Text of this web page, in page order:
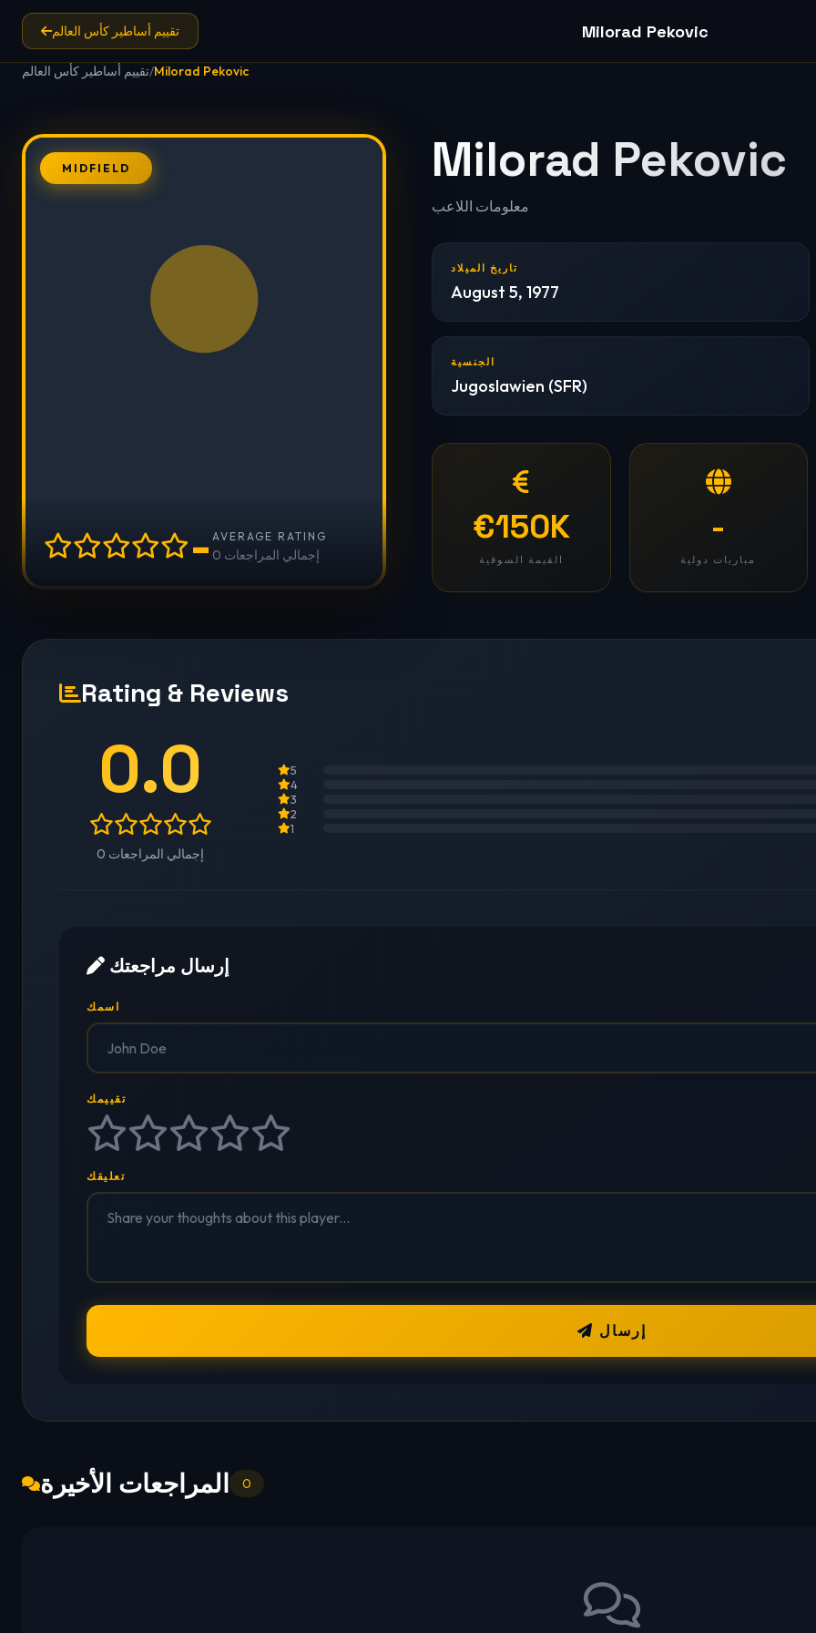
تقييم أساطير كأس العالم Milorad Pekovic
تقييم أساطير كأس العالم/Milorad Pekovic
MIDFIELD
- AVERAGE RATING
0 إجمالي المراجعات
Milorad Pekovic
معلومات اللاعب
تاريخ الميلاد
August 5, 1977
الجنسية
Jugoslawien (SFR)
€150K
القيمة السوقية
-
مباريات دولية
Rating & Reviews
0.0
0 إجمالي المراجعات
5
4
3
2
1
إرسال مراجعتك
اسمك
تقييمك
تعليقك
إرسال
المراجعات الأخيرة 0